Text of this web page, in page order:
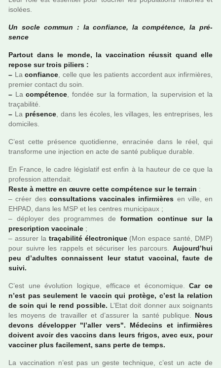
iso­lées.
Un socle commun : la confiance, la com­pé­tence, la pré­
sence
Partout dans le monde, la vac­ci­na­tion réus­sit quand elle
repose sur trois piliers :
– Laconfiance , celle que les patients accor­dent aux infir­miè­res,
pre­mier contact du soin.
– Lacom­pé­tence , fondée sur la for­ma­tion, la super­vi­sion et la
tra­ça­bi­lité.
– La pré­sence, dans les écoles, les vil­la­ges, les entre­pri­ses, les
domi­ci­les.
C’est cette pré­sence quo­ti­dienne, enra­ci­née dans le réel, qui
trans­forme une injec­tion en acte de santé publi­que dura­ble.
En France, le cadre légis­la­tif est enfin à la hau­teur de ce que la
pro­fes­sion atten­dait.
Reste à mettre en œuvre cette com­pé­tence sur le ter­rain :
– créer des consul­ta­tions vac­ci­na­les infir­miè­res en ville, en
EHPAD, dans les MSP et les cen­tres muni­ci­paux ;
– déployer des pro­gram­mes de for­ma­tion conti­nue sur la
pres­crip­tion vac­ci­nale ;
– assu­rer la tra­ça­bi­lité électronique(Mon espace santé, DMP)
pour suivre les rap­pels et sécu­ri­ser les par­cours. Aujourd’hui
peu d’adul­tes connais­sent leur statut vac­ci­nal, faute de
suivi.
C’est une évolution logi­que, effi­cace et économique.Car ce
n’est pas seu­le­ment le vaccin qui pro­tège, c’est la rela­tion
de soin qui le rend pos­si­ble. L’Etat doit donner aux soi­gnants
les moyens de tra­vailler et d’assu­rer la santé publi­que. Nous
devons déve­lop­per "l’aller vers". Médecins et infir­miè­res
doi­vent avoir des vac­cins dans leurs frigos, avec eux, pour
vac­ci­ner plus faci­le­ment, sans perte de temps.
La vac­ci­na­tion n’est pas un geste tech­ni­que, c’est un acte de